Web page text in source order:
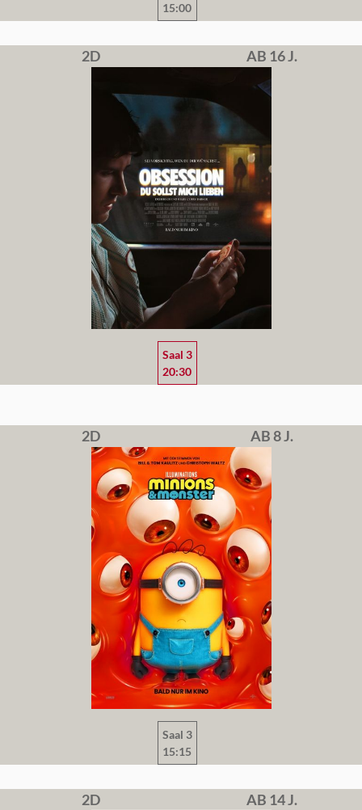
15:00
2D AB 16 J.
Saal 3
20:30
2D AB 8 J.
Saal 3
15:15
2D AB 14 J.